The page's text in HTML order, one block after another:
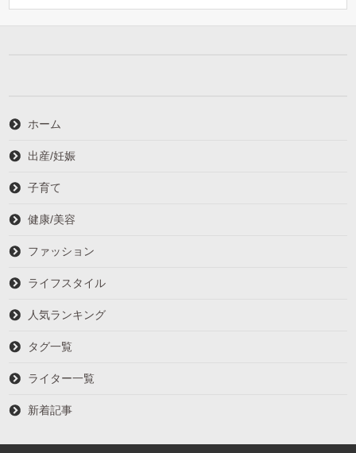
ホーム
出産/妊娠
子育て
健康/美容
ファッション
ライフスタイル
人気ランキング
タグ一覧
ライター一覧
新着記事